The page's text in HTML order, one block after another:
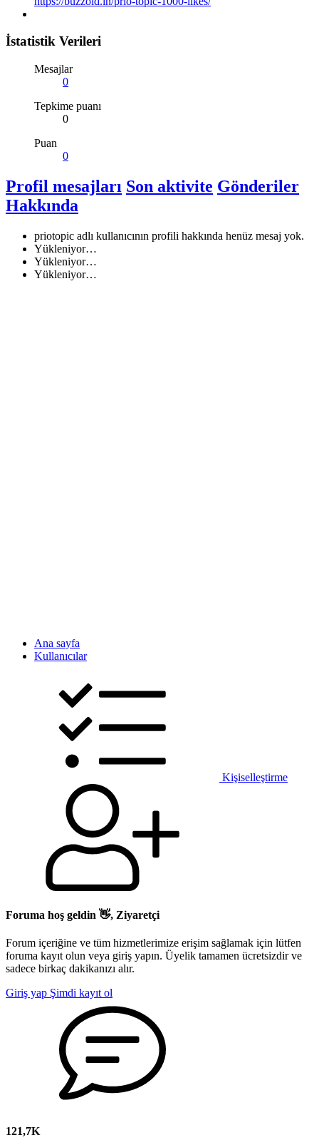
İstatistik Verileri
Mesajlar
0
Tepkime puanı
0
Puan
0
Profil mesajları Son aktivite Gönderiler
Hakkında
priotopic adlı kullanıcının profili hakkında henüz mesaj yok.
Yükleniyor…
Yükleniyor…
Yükleniyor…
Ana sayfa
Kullanıcılar
Kişiselleştirme
Foruma hoş geldin 👋, Ziyaretçi
Forum içeriğine ve tüm hizmetlerimize erişim sağlamak için lütfen
foruma kayıt olun veya giriş yapın. Üyelik tamamen ücretsizdir ve
sadece birkaç dakikanızı alır.
Giriş yap Şimdi kayıt ol
121,7K